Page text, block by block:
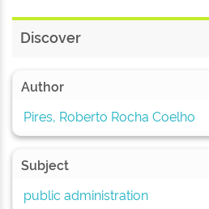
Discover
Author
Pires, Roberto Rocha Coelho
Subject
public administration